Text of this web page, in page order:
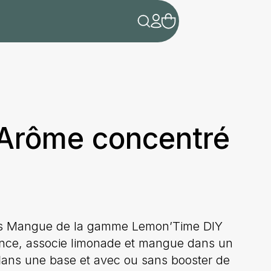
concentré
Mangue de la gamme Lemon’Time DIY
associe limonade et mangue dans un
une base et avec ou sans booster de